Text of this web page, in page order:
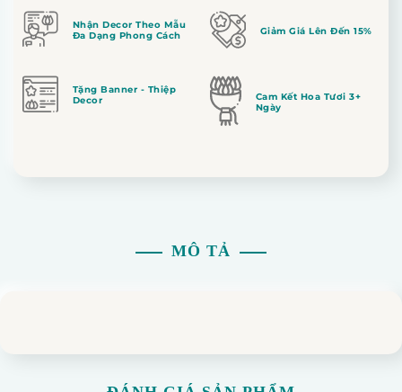
Nhận Decor Theo Mẫu
Đa Dạng Phong Cách
Giảm Giá Lên Đến 15%
Tặng Banner - Thiệp
Decor
Cam Kết Hoa Tươi 3+
Ngày
MÔ TẢ